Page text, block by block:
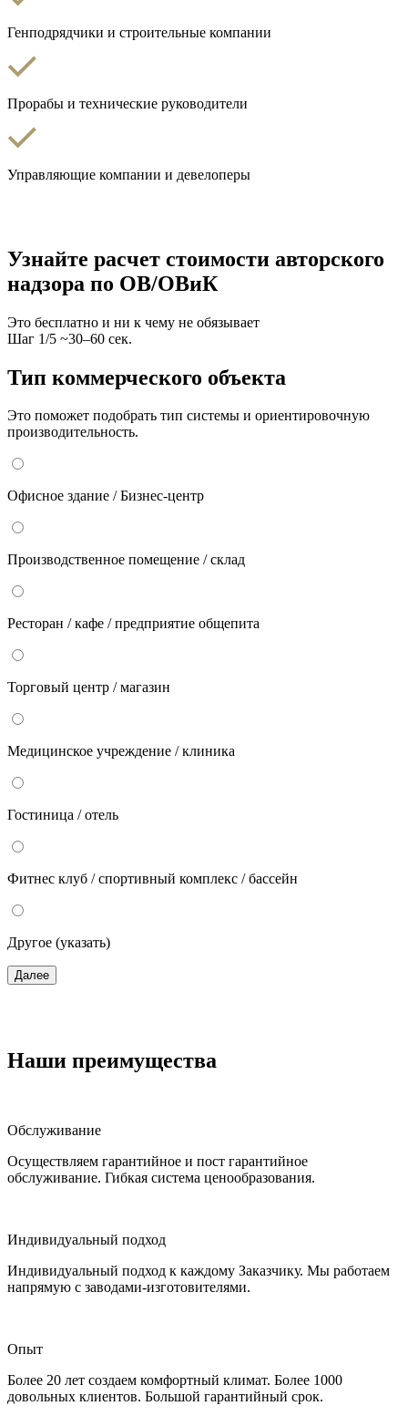
Генподрядчики и строительные компании
Прорабы и технические руководители
Управляющие компании и девелоперы
Узнайте расчет стоимости авторского
надзора по ОВ/ОВиК
Это бесплатно и ни к чему не обязывает
Шаг 1/5 ~30–60 сек.
Тип коммерческого объекта
Это поможет подобрать тип системы и ориентировочную
производительность.
Офисное здание / Бизнес-центр
Производственное помещение / склад
Ресторан / кафе / предприятие общепита
Торговый центр / магазин
Медицинское учреждение / клиника
Гостиница / отель
Фитнес клуб / спортивный комплекс / бассейн
Другое (указать)
Далее
Наши преимущества
Обслуживание
Осуществляем гарантийное и пост гарантийное
обслуживание. Гибкая система ценообразования.
Индивидуальный подход
Индивидуальный подход к каждому Заказчику. Мы работаем
напрямую с заводами-изготовителями.
Опыт
Более 20 лет создаем комфортный климат. Более 1000
довольных клиентов. Большой гарантийный срок.